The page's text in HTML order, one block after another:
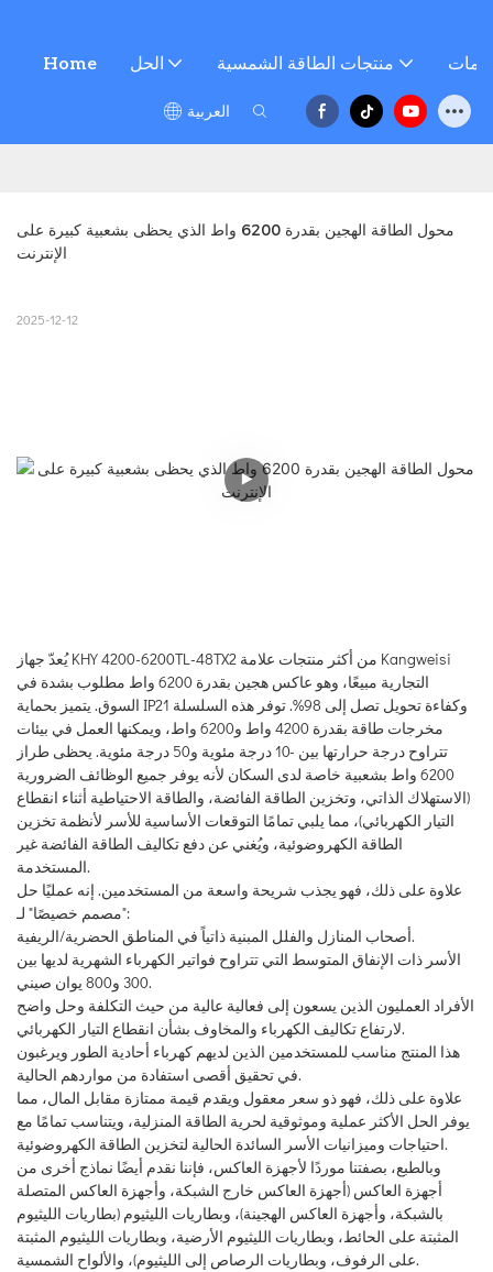
Home الحل منتجات الطاقة الشمسية
العربية
محول الطاقة الهجين بقدرة 6200 واط الذي يحظى بشعبية كبيرة على
الإنترنت
2025-12-12
يُعدّ جهاز KHY 4200-6200TL-48TX2 من أكثر منتجات علامة Kangweisi
التجارية مبيعًا، وهو عاكس هجين بقدرة 6200 واط مطلوب بشدة في
السوق. يتميز بحماية IP21 وكفاءة تحويل تصل إلى 98%. توفر هذه السلسلة
مخرجات طاقة بقدرة 4200 واط و6200 واط، ويمكنها العمل في بيئات
تتراوح درجة حرارتها بين -10 درجة مئوية و50 درجة مئوية. يحظى طراز
6200 واط بشعبية خاصة لدى السكان لأنه يوفر جميع الوظائف الضرورية
(الاستهلاك الذاتي، وتخزين الطاقة الفائضة، والطاقة الاحتياطية أثناء انقطاع
التيار الكهربائي)، مما يلبي تمامًا التوقعات الأساسية للأسر لأنظمة تخزين
الطاقة الكهروضوئية، ويُغني عن دفع تكاليف الطاقة الفائضة غير
المستخدمة.
علاوة على ذلك، فهو يجذب شريحة واسعة من المستخدمين. إنه عمليًا حل
"مصمم خصيصًا" لـ:
أصحاب المنازل والفلل المبنية ذاتياً في المناطق الحضرية/الريفية.
الأسر ذات الإنفاق المتوسط ​​التي تتراوح فواتير الكهرباء الشهرية لديها بين
300 و800 يوان صيني.
الأفراد العمليون الذين يسعون إلى فعالية عالية من حيث التكلفة وحل واضح
لارتفاع تكاليف الكهرباء والمخاوف بشأن انقطاع التيار الكهربائي.
هذا المنتج مناسب للمستخدمين الذين لديهم كهرباء أحادية الطور ويرغبون
في تحقيق أقصى استفادة من مواردهم الحالية.
علاوة على ذلك، فهو ذو سعر معقول ويقدم قيمة ممتازة مقابل المال، مما
يوفر الحل الأكثر عملية وموثوقية لحرية الطاقة المنزلية، ويتناسب تمامًا مع
احتياجات وميزانيات الأسر السائدة الحالية لتخزين الطاقة الكهروضوئية.
وبالطبع، بصفتنا موردًا لأجهزة العاكس، فإننا نقدم أيضًا نماذج أخرى من
أجهزة العاكس (أجهزة العاكس خارج الشبكة، وأجهزة العاكس المتصلة
بالشبكة، وأجهزة العاكس الهجينة)، وبطاريات الليثيوم (بطاريات الليثيوم
المثبتة على الحائط، وبطاريات الليثيوم الأرضية، وبطاريات الليثيوم المثبتة
على الرفوف، وبطاريات الرصاص إلى الليثيوم)، والألواح الشمسية.